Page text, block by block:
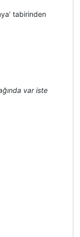
tabirinden
var iste